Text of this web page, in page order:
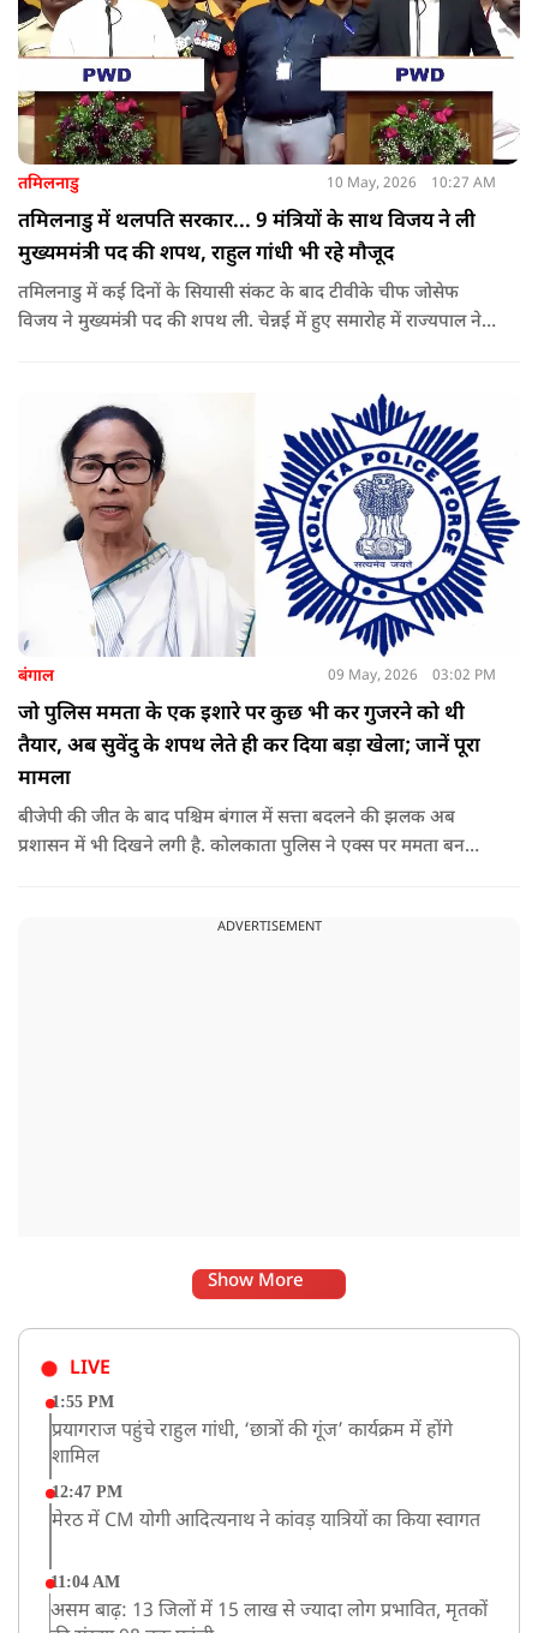
तमिलनाडु 10 May, 2026 10:27 AM
तमिलनाडु में थलपति सरकार... 9 मंत्रियों के साथ विजय ने ली
मुख्यममंत्री पद की शपथ, राहुल गांधी भी रहे मौजूद
तमिलनाडु में कई दिनों के सियासी संकट के बाद टीवीके चीफ जोसेफ
विजय ने मुख्यमंत्री पद की शपथ ली. चेन्नई में हुए समारोह में राज्यपाल ने
बंगाल 09 May, 2026 03:02 PM
जो पुलिस ममता के एक इशारे पर कुछ भी कर गुजरने को थी
तैयार, अब सुवेंदु के शपथ लेते ही कर दिया बड़ा खेला; जानें पूरा
मामला
बीजेपी की जीत के बाद पश्चिम बंगाल में सत्ता बदलने की झलक अब
प्रशासन में भी दिखने लगी है. कोलकाता पुलिस ने एक्स पर ममता बनर्जी
ADVERTISEMENT
Show More
LIVE
1:55 PM
प्रयागराज पहुंचे राहुल गांधी, ‘छात्रों की गूंज’ कार्यक्रम में होंगे
शामिल
12:47 PM
मेरठ में CM योगी आदित्यनाथ ने कांवड़ यात्रियों का किया स्वागत
11:04 AM
असम बाढ़: 13 जिलों में 15 लाख से ज्यादा लोग प्रभावित, मृतकों